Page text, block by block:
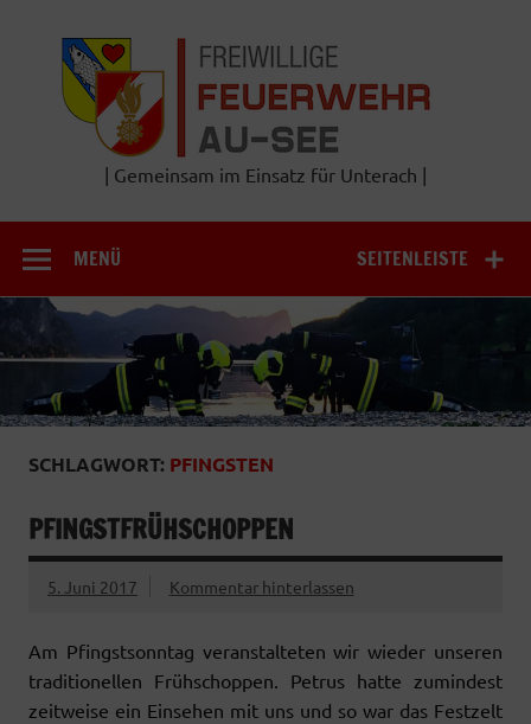
springen
| Gemeinsam im Einsatz für Unterach |
SEITENLEISTE
MENÜ
SCHLAGWORT: PFINGSTEN
PFINGSTFRÜHSCHOPPEN
5. Juni 2017 Kommentar hinterlassen
Am Pfingstsonntag veranstalteten wir wieder unseren
traditionellen Frühschoppen. Petrus hatte zumindest
zeitweise ein Einsehen mit uns und so war das Festzelt